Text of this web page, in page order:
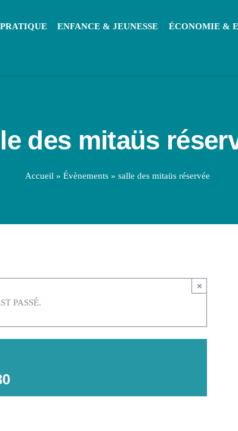
ENFANCE & JEUNESSE ÉCONOMIE &
des mitaüs
Accueil » Évènements » salle des mitaüs réservée
PASSÉ.
×